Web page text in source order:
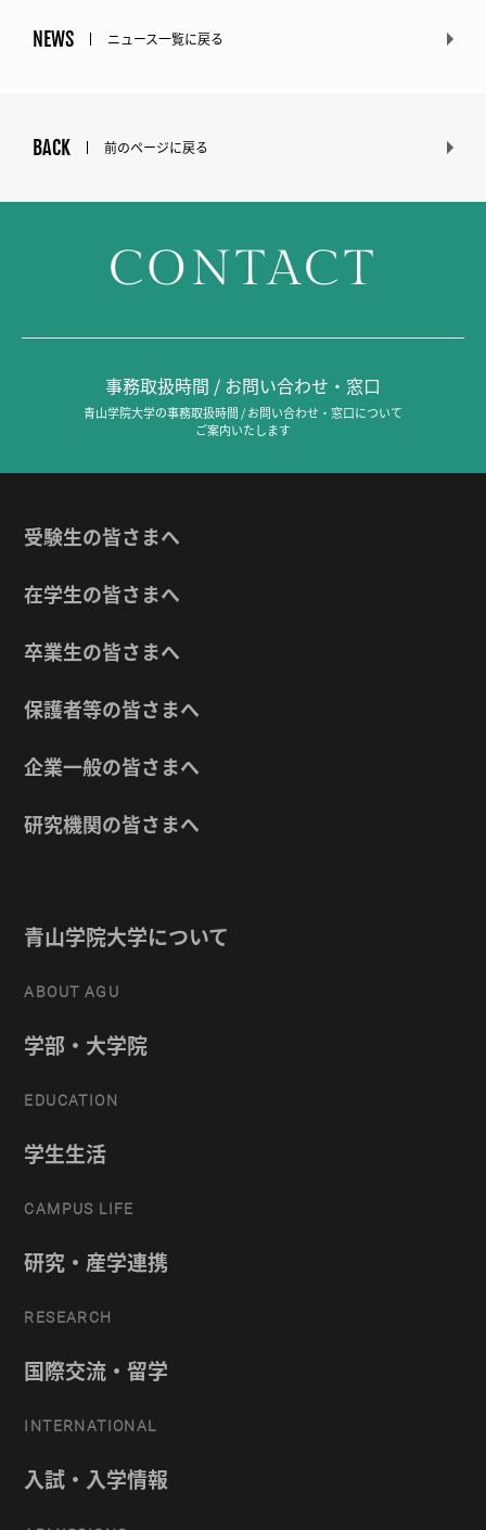
NEWS ニュース一覧に戻る
BACK 前のページに戻る
CONTACT
事務取扱時間 / お問い合わせ・窓口
青山学院大学の事務取扱時間 / お問い合わせ・窓口について
ご案内いたします
受験生の皆さまへ
在学生の皆さまへ
卒業生の皆さまへ
保護者等の皆さまへ
企業一般の皆さまへ
研究機関の皆さまへ
青山学院大学について
ABOUT AGU
学部・大学院
EDUCATION
学生生活
CAMPUS LIFE
研究・産学連携
RESEARCH
国際交流・留学
INTERNATIONAL
入試・入学情報